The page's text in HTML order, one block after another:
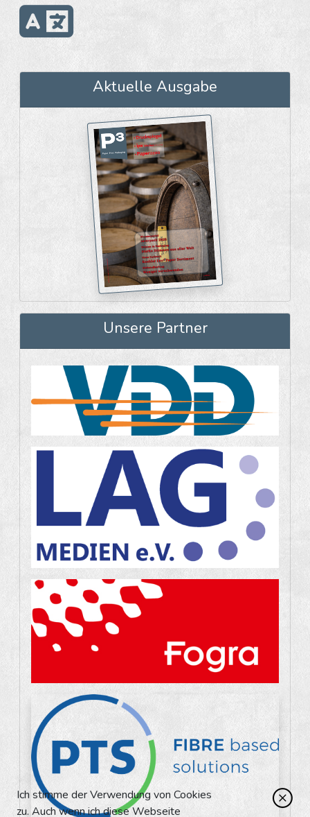
Aktuelle Ausgabe
Unsere Partner
Ich stimme der Verwendung von Cookies
zu. Auch wenn ich diese Webseite